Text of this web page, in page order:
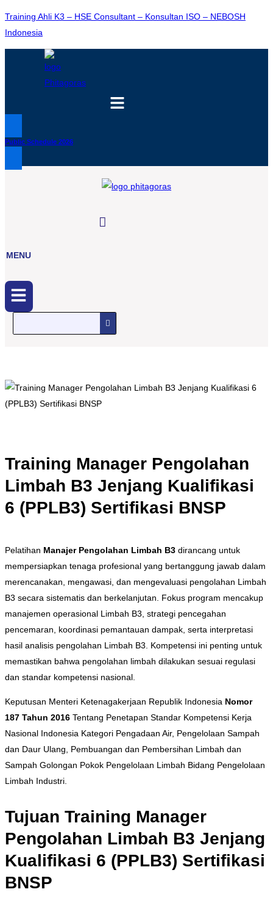
Training Ahli K3 – HSE Consultant – Konsultan ISO – NEBOSH
Indonesia
Menu
Public Schedule 2026
MENU
Menu
Training Manager Pengolahan
Limbah B3 Jenjang Kualifikasi
6 (PPLB3) Sertifikasi BNSP
Pelatihan Manajer Pengolahan Limbah B3 dirancang untuk
mempersiapkan tenaga profesional yang bertanggung jawab dalam
merencanakan, mengawasi, dan mengevaluasi pengolahan Limbah
B3 secara sistematis dan berkelanjutan. Fokus program mencakup
manajemen operasional Limbah B3, strategi pencegahan
pencemaran, koordinasi pemantauan dampak, serta interpretasi
hasil analisis pengolahan Limbah B3. Kompetensi ini penting untuk
memastikan bahwa pengolahan limbah dilakukan sesuai regulasi
dan standar kompetensi nasional.
Keputusan Menteri Ketenagakerjaan Republik Indonesia Nomor
187 Tahun 2016 Tentang Penetapan Standar Kompetensi Kerja
Nasional Indonesia Kategori Pengadaan Air, Pengelolaan Sampah
dan Daur Ulang, Pembuangan dan Pembersihan Limbah dan
Sampah Golongan Pokok Pengelolaan Limbah Bidang Pengelolaan
Limbah Industri.
Tujuan Training Manager
Pengolahan Limbah B3 Jenjang
Kualifikasi 6 (PPLB3) Sertifikasi
BNSP